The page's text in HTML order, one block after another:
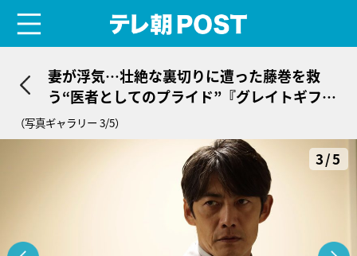
妻が浮気…壮絶な裏切りに遭った藤巻を救
う“医者としてのプライド”『グレイトギフ
ト』第5話＜ネタバレあり＞
（写真ギャラリー 3/5）
3/5